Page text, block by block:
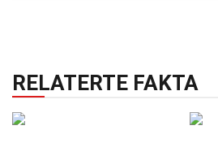
RELATERTE FAKTA